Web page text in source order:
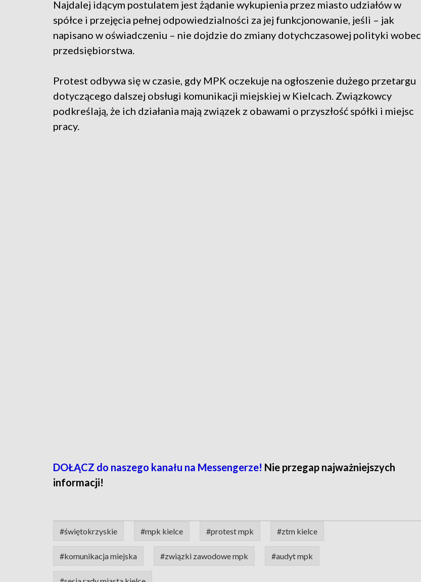
Najdalej idącym postulatem jest żądanie wykupienia przez miasto udziałów w
spółce i przejęcia pełnej odpowiedzialności za jej funkcjonowanie, jeśli – jak
napisano w oświadczeniu – nie dojdzie do zmiany dotychczasowej polityki wobec
przedsiębiorstwa.
Protest odbywa się w czasie, gdy MPK oczekuje na ogłoszenie dużego przetargu
dotyczącego dalszej obsługi komunikacji miejskiej w Kielcach. Związkowcy
podkreślają, że ich działania mają związek z obawami o przyszłość spółki i miejsc
pracy.
DOŁĄCZ do naszego kanału na Messengerze! Nie przegap najważniejszych
informacji!
#świętokrzyskie #mpk kielce #protest mpk #ztm kielce
#komunikacja miejska #związki zawodowe mpk #audyt mpk